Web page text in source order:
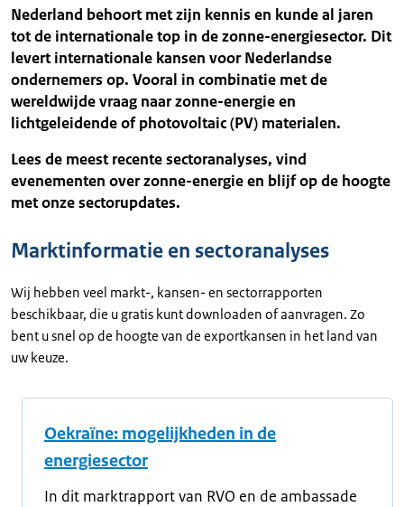
Nederland behoort met zijn kennis en kunde al jaren
tot de internationale top in de zonne-energiesector. Dit
levert internationale kansen voor Nederlandse
ondernemers op. Vooral in combinatie met de
wereldwijde vraag naar zonne-energie en
lichtgeleidende of photovoltaic (PV) materialen.
Lees de meest recente sectoranalyses, vind
evenementen over zonne-energie en blijf op de hoogte
met onze sectorupdates.
Marktinformatie en sectoranalyses
Wij hebben veel markt-, kansen- en sectorrapporten
beschikbaar, die u gratis kunt downloaden of aanvragen. Zo
bent u snel op de hoogte van de exportkansen in het land van
uw keuze.
Oekraïne: mogelijkheden in de
energiesector
In dit marktrapport van RVO en de ambassade